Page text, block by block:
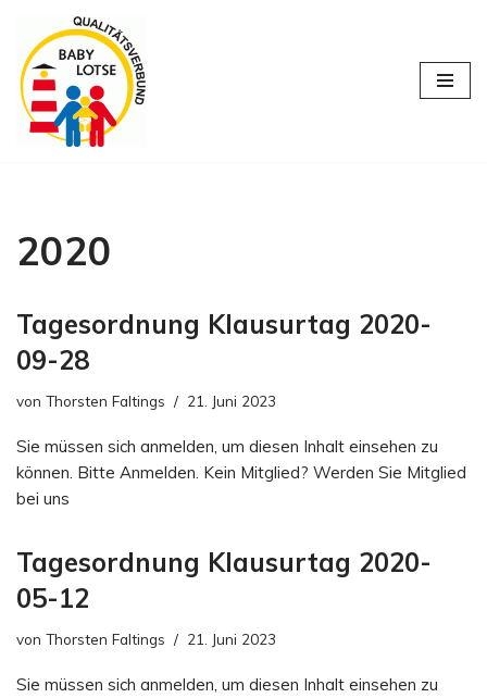
Zum
Inhalt
springen
2020
Tagesordnung Klausurtag 2020-
09-28
von Thorsten Faltings 21. Juni 2023
Sie müssen sich anmelden, um diesen Inhalt einsehen zu
können. Bitte Anmelden. Kein Mitglied? Werden Sie Mitglied
bei uns
Tagesordnung Klausurtag 2020-
05-12
von Thorsten Faltings 21. Juni 2023
Sie müssen sich anmelden, um diesen Inhalt einsehen zu